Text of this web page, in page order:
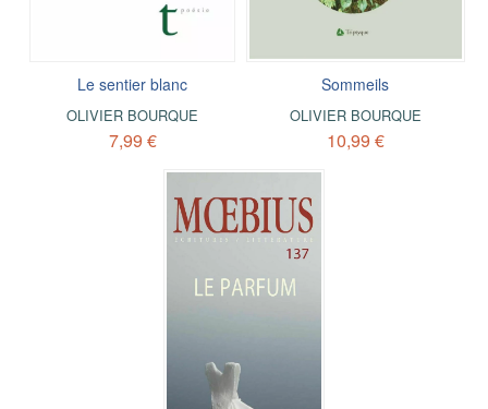
Le sentier blanc
OLIVIER BOURQUE
7,99 €
Sommeils
OLIVIER BOURQUE
10,99 €